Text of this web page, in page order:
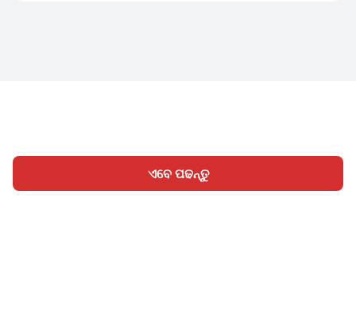
ଏବେ ପଢନ୍ତୁ
ହୋମ ବିଭାଗ ଲେଖନ୍ତୁ ସାଇନ୍ ଇନ୍